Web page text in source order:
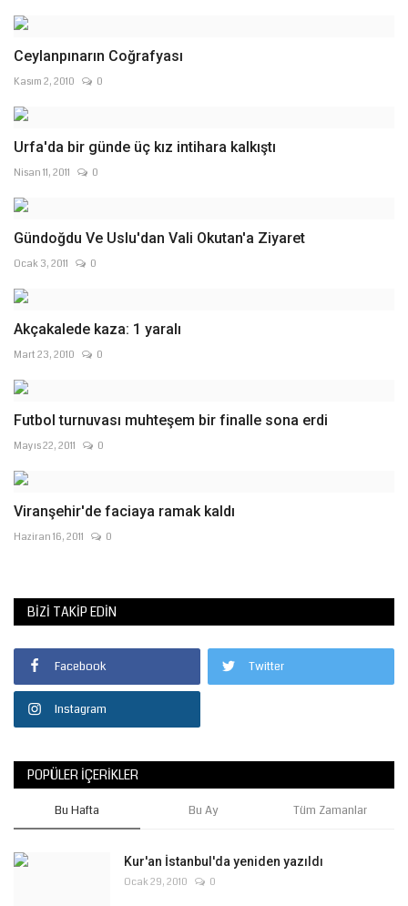
Ceylanpınarın Coğrafyası
Kasım 2, 2010 0
Urfa'da bir günde üç kız intihara kalkıştı
Nisan 11, 2011 0
Gündoğdu Ve Uslu'dan Vali Okutan'a Ziyaret
Ocak 3, 2011 0
Akçakalede kaza: 1 yaralı
Mart 23, 2010 0
Futbol turnuvası muhteşem bir finalle sona erdi
Mayıs 22, 2011 0
Viranşehir'de faciaya ramak kaldı
Haziran 16, 2011 0
BIZI TAKIP EDIN
Facebook Twitter
Instagram
POPÜLER İÇERIKLER
Bu Hafta Bu Ay Tüm Zamanlar
Kur'an İstanbul'da yeniden yazıldı
Ocak 29, 2010 0